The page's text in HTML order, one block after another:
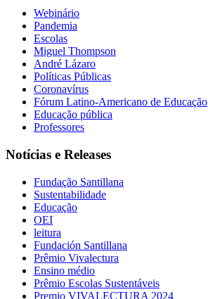
Webinário
Pandemia
Escolas
Miguel Thompson
André Lázaro
Políticas Públicas
Coronavírus
Fórum Latino-Americano de Educação
Educação pública
Professores
Notícias e Releases
Fundação Santillana
Sustentabilidade
Educação
OEI
leitura
Fundación Santillana
Prêmio Vivalectura
Ensino médio
Prêmio Escolas Sustentáveis
Premio VIVALECTURA 2024